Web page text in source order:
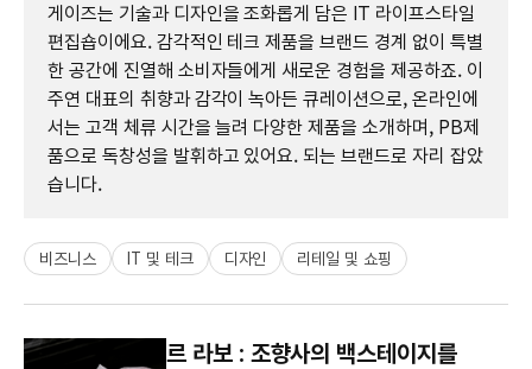
게이즈는 기술과 디자인을 조화롭게 담은 IT 라이프스타일
편집숍이에요. 감각적인 테크 제품을 브랜드 경계 없이 특별
한 공간에 진열해 소비자들에게 새로운 경험을 제공하죠. 이
주연 대표의 취향과 감각이 녹아든 큐레이션으로, 온라인에
서는 고객 체류 시간을 늘려 다양한 제품을 소개하며, PB제
품으로 독창성을 발휘하고 있어요. 되는 브랜드로 자리 잡았
습니다.
비즈니스 IT 및 테크 디자인 리테일 및 쇼핑
르 라보 : 조향사의 백스테이지를